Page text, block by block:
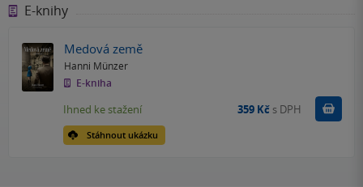
E-knihy
Medová země
Hanni Münzer
E-kniha
Stáhnout ukázku
Ihned ke stažení 359 Kč s DPH Koupit